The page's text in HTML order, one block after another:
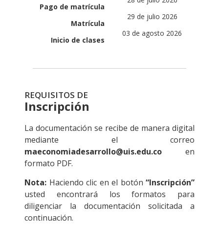
Pago de matrícula
Matrícula
Inicio de clases
29 de julio 2026
03 de agosto 2026
REQUISITOS DE
Inscripción
La documentación se recibe de manera digital
mediante el correo
maeconomiadesarrollo@uis.edu.co en
formato PDF.
Nota: Haciendo clic en el botón “Inscripción”
usted encontrará los formatos para
diligenciar la documentación solicitada a
continuación.